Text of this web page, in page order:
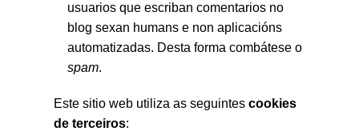
usuarios que escriban comentarios no
blog sexan humans e non aplicacións
automatizadas. Desta forma combátese o
spam.
Este sitio web utiliza as seguintes cookies
de terceiros: